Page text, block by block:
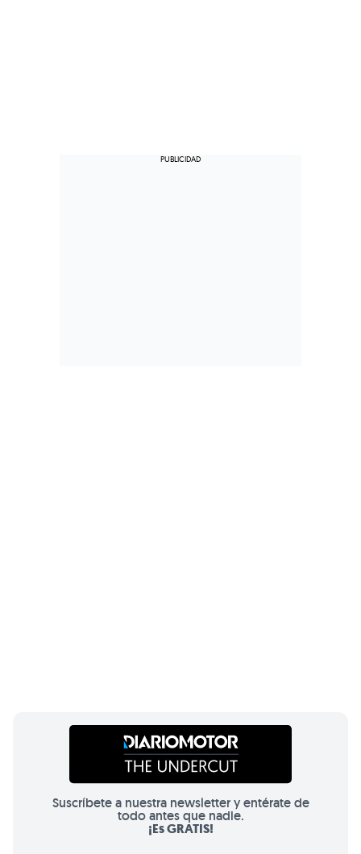
Suscríbete a nuestra newsletter y entérate de
todo antes que nadie.
¡Es GRATIS!